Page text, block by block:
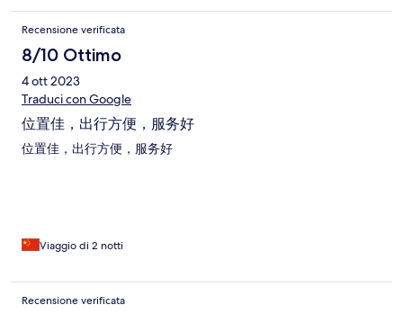
Recensione verificata
8/10 Ottimo
4 ott 2023
Traduci con Google
位置佳，出行方便，服务好
位置佳，出行方便，服务好
Viaggio di 2 notti
Recensione verificata